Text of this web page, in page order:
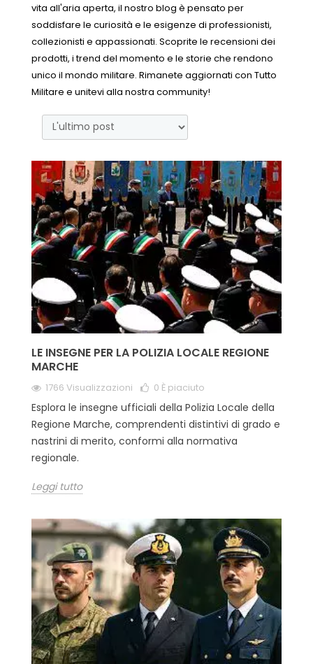
vita all'aria aperta, il nostro blog è pensato per
soddisfare le curiosità e le esigenze di professionisti,
collezionisti e appassionati. Scoprite le recensioni dei
prodotti, i trend del momento e le storie che rendono
unico il mondo militare. Rimanete aggiornati con Tutto
Militare e unitevi alla nostra community!
LE INSEGNE PER LA POLIZIA LOCALE REGIONE
MARCHE
1766 Visualizzazioni 0 È piaciuto
Esplora le insegne ufficiali della Polizia Locale della
Regione Marche, comprendenti distintivi di grado e
nastrini di merito, conformi alla normativa
regionale.
Leggi tutto